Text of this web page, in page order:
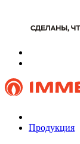
Продукция